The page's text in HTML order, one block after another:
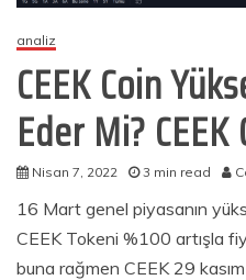
analiz
CEEK Coin
Eder Mi?
Nisan 7, 2022 3 min read
16 Mart genel piyasanın
CEEK Tokeni %100 artışla
buna rağmen CEEK 29